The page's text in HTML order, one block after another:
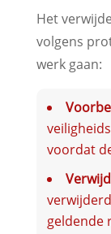
Het
volgens
werk gaan:
voordat
geldende